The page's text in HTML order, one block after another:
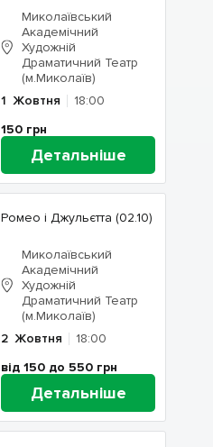
Миколаївський
Академічний
Художній
Драматичний Театр
(м.Миколаїв)
1 Жовтня
18:00
150 грн
Детальніше
Ромео і Джульєтта (02.10)
Миколаївський
Академічний
Художній
Драматичний Театр
(м.Миколаїв)
2 Жовтня
18:00
від 150 до 550 грн
Детальніше